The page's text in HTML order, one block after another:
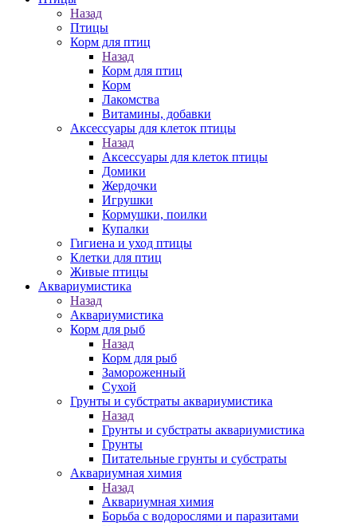
Назад
Птицы
Корм для птиц
Назад
Корм для птиц
Корм
Лакомства
Витамины, добавки
Аксессуары для клеток птицы
Назад
Аксессуары для клеток птицы
Домики
Жердочки
Игрушки
Кормушки, поилки
Купалки
Гигиена и уход птицы
Клетки для птиц
Живые птицы
Аквариумистика
Назад
Аквариумистика
Корм для рыб
Назад
Корм для рыб
Замороженный
Сухой
Грунты и субстраты аквариумистика
Назад
Грунты и субстраты аквариумистика
Грунты
Питательные грунты и субстраты
Аквариумная химия
Назад
Аквариумная химия
Борьба с водорослями и паразитами